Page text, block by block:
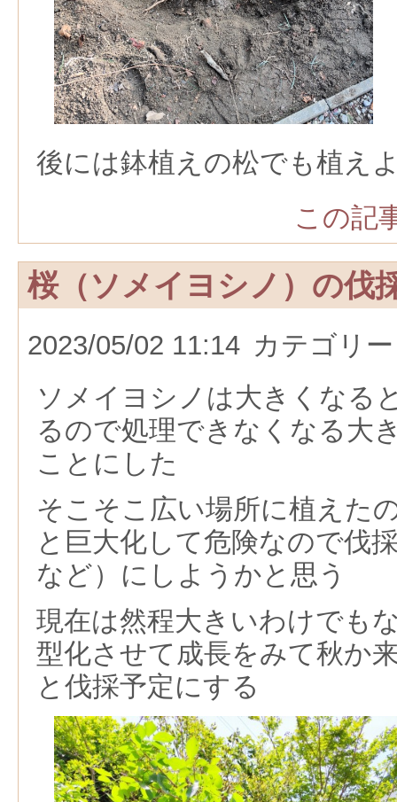
後には鉢植えの松でも植え
この記
桜（ソメイヨシノ）の伐
2023/05/02 11:14 カテゴリ
ソメイヨシノは大きくなる
るので処理できなくなる大
ことにした
そこそこ広い場所に植えた
と巨大化して危険なので伐
など）にしようかと思う
現在は然程大きいわけでも
型化させて成長をみて秋か
と伐採予定にする